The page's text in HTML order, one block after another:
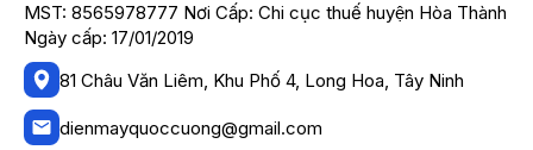
MST: 8565978777 Nơi Cấp: Chi cục thuế huyện Hòa Thành
Ngày cấp: 17/01/2019
81 Châu Văn Liêm, Khu Phố 4, Long Hoa, Tây Ninh
dienmayquoccuong@gmail.com